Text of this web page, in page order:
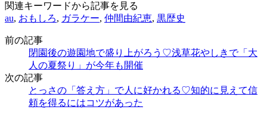
関連キーワードから記事を見る
au, おもしろ, ガラケー, 仲間由紀恵, 黒歴史
前の記事
閉園後の遊園地で盛り上がろう♡浅草花やしきで「大
人の夏祭り」が今年も開催
次の記事
とっさの「答え方」で人に好かれる♡知的に見えて信
頼を得るにはコツがあった